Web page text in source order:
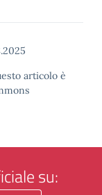
articolo è
su: